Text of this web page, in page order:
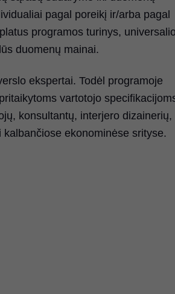
pagal poreikį ir/arba pagal
programos turinys,
duomenų mainai.
ekspertai. Todėl programoje
vartotojo
konsultantų, interjero dizainerių,
ekonominėse srityse.